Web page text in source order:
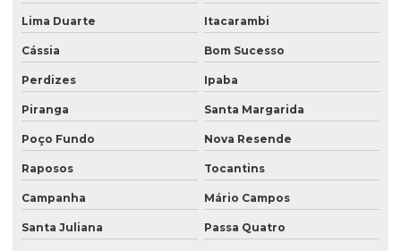
Lima Duarte Itacarambi
Cássia Bom Sucesso
Perdizes Ipaba
Piranga Santa Margarida
Poço Fundo Nova Resende
Raposos Tocantins
Campanha Mário Campos
Santa Juliana Passa Quatro